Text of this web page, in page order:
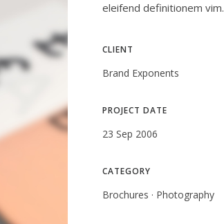
eleifend definitionem vim.
CLIENT
Brand Exponents
PROJECT DATE
23 Sep 2006
CATEGORY
Brochures · Photography